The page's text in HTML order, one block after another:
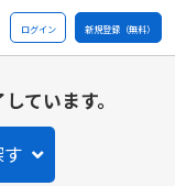
ログイン 新規登録（無料）
ています。